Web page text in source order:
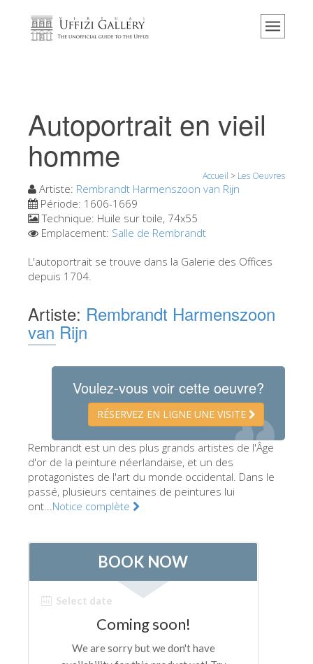
Accueil
Événements et expositions
L' avis des visiteurs
Explorer la Galerie
Réserver
Le Musée national du Bargello
Galerie de l'Académie
La Galerie Palatine
Les Chapelles Médicis
Le Musée de San Marco
Opificio delle Pietre Dure
Le Musée Galilée
La tour d'Arnolfo
Le Corridor de Vasari
Autoportrait en vieil
homme
Accueil > Les Oeuvres
Artiste: Rembrandt Harmenszoon van Rijn
Période: 1606-1669
Technique: Huile sur toile, 74x55
Emplacement: Salle de Rembrandt
L'autoportrait se trouve dans la Galerie des Offices
depuis 1704.
Artiste: Rembrandt Harmenszoon
van Rijn
Voulez-vous voir cette oeuvre?
RÉSERVEZ EN LIGNE UNE VISITE
Rembrandt est un des plus grands artistes de l'Âge
d'or de la peinture néerlandaise, et un des
protagonistes de l'art du monde occidental. Dans le
passé, plusieurs centaines de peintures lui
ont...Notice complète